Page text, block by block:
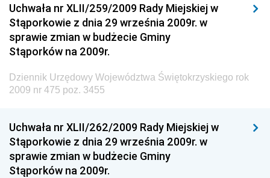
Dziennik Urzędowy Ministerstwa Kultury, Dziedzictwa
Narodowego i Sportu
Dziennik Urzędowy Ministra Finansów, Funduszy i
Dziennik Urzędowy Ministra Rozwoju, Pracy i
Dziennik Urzędowy Ministra Kultury, Dziedzictwa
Narodowego i Sportu
Dziennik Urzędowy Ministra Rodziny i Polityki
Społecznej
Uchwała nr XLII/259/2009 Rady Miejskiej w
Stąporkowie z dnia 29 września 2009r. w
sprawie zmian w budżecie Gminy
Stąporków na 2009r.
Dziennik Urzędowy Województwa Świętokrzyskiego rok
2009 nr 475 poz. 3455
Uchwała nr XLII/262/2009 Rady Miejskiej w
Stąporkowie z dnia 29 września 2009r. w
sprawie zmian w budżecie Gminy
Stąporków na 2009r.